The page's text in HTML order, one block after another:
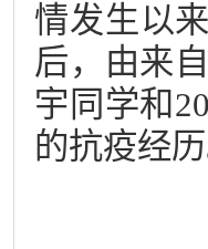
情发生以
后，由来
宇同学和
的抗疫经